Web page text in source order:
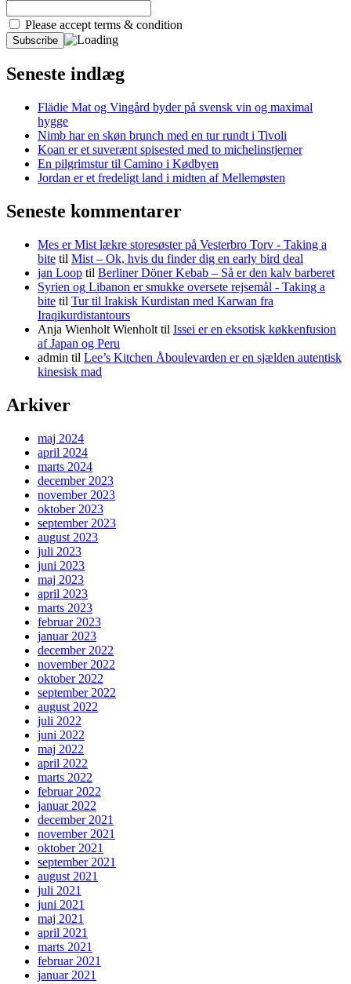
Please accept terms & condition
Seneste indlæg
Flädie Mat og Vingård byder på svensk vin og maximal
hygge
Nimb har en skøn brunch med en tur rundt i Tivoli
Koan er et suverænt spisested med to michelinstjerner
En pilgrimstur til Camino i Kødbyen
Jordan er et fredeligt land i midten af Mellemøsten
Seneste kommentarer
Mes er Mist lækre storesøster på Vesterbro Torv - Taking a
bite til Mist – Ok, hvis du finder dig en early bird deal
jan Loop til Berliner Döner Kebab – Så er den kalv barberet
Syrien og Libanon er smukke oversete rejsemål - Taking a
bite til Tur til Irakisk Kurdistan med Karwan fra
Iraqikurdistantours
Anja Wienholt Wienholt til Issei er en eksotisk køkkenfusion
af Japan og Peru
admin til Lee’s Kitchen Åboulevarden er en sjælden autentisk
kinesisk mad
Arkiver
maj 2024
april 2024
marts 2024
december 2023
november 2023
oktober 2023
september 2023
august 2023
juli 2023
juni 2023
maj 2023
april 2023
marts 2023
februar 2023
januar 2023
december 2022
november 2022
oktober 2022
september 2022
august 2022
juli 2022
juni 2022
maj 2022
april 2022
marts 2022
februar 2022
januar 2022
december 2021
november 2021
oktober 2021
september 2021
august 2021
juli 2021
juni 2021
maj 2021
april 2021
marts 2021
februar 2021
januar 2021